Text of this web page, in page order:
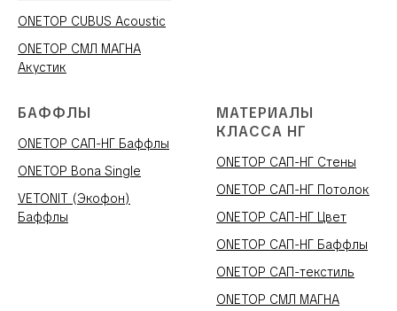
ONETOP CUBUS Acoustic
ONETOP СМЛ МАГНА
Акустик
БАФФЛЫ
ONETOP САП-НГ Баффлы
ONETOP Bona Single
VETONIT (Экофон)
Баффлы
МАТЕРИАЛЫ
КЛАССА НГ
ONETOP САП-НГ Стены
ONETOP САП-НГ Потолок
ONETOP САП-НГ Цвет
ONETOP САП-НГ Баффлы
ONETOP САП-текстиль
ONETOP СМЛ МАГНА